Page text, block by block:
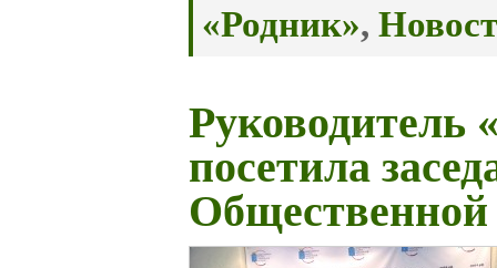
«Родник»,
Руководитель
посетила
Общественной